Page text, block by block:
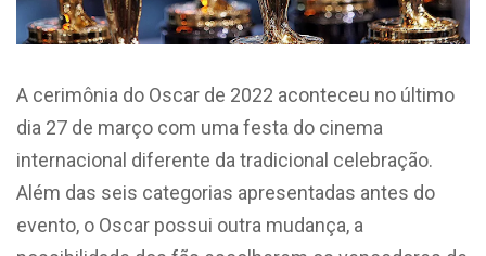
A cerimônia do Oscar de 2022 aconteceu no último
dia 27 de março com uma festa do cinema
internacional diferente da tradicional celebração.
Além das seis categorias apresentadas antes do
evento, o Oscar possui outra mudança, a